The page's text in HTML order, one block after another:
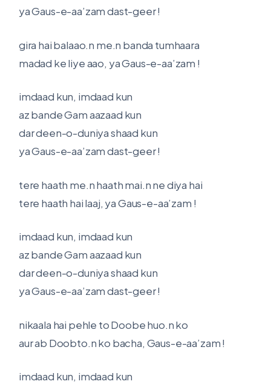
ya Gaus-e-aa’zam dast-geer !
gira hai balaao.n me.n banda tumhaara
madad ke liye aao, ya Gaus-e-aa’zam !
imdaad kun, imdaad kun
az bande Gam aazaad kun
dar deen-o-duniya shaad kun
ya Gaus-e-aa’zam dast-geer !
tere haath me.n haath mai.n ne diya hai
tere haath hai laaj, ya Gaus-e-aa’zam !
imdaad kun, imdaad kun
az bande Gam aazaad kun
dar deen-o-duniya shaad kun
ya Gaus-e-aa’zam dast-geer !
nikaala hai pehle to Doobe huo.n ko
aur ab Doobto.n ko bacha, Gaus-e-aa’zam !
imdaad kun, imdaad kun